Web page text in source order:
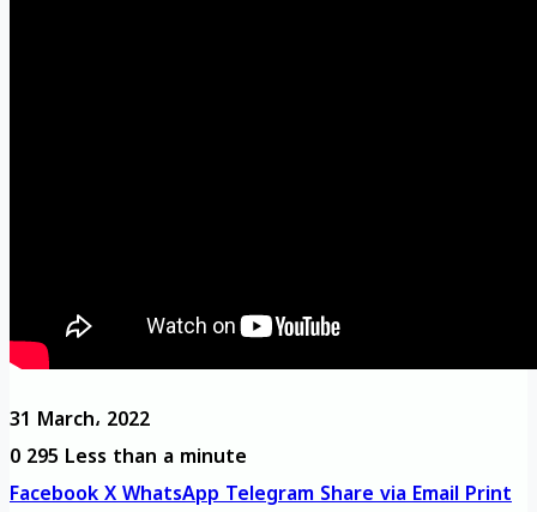
31 March، 2022
0295 Less than a minute
FacebookXWhatsAppTelegramShare via EmailPrint